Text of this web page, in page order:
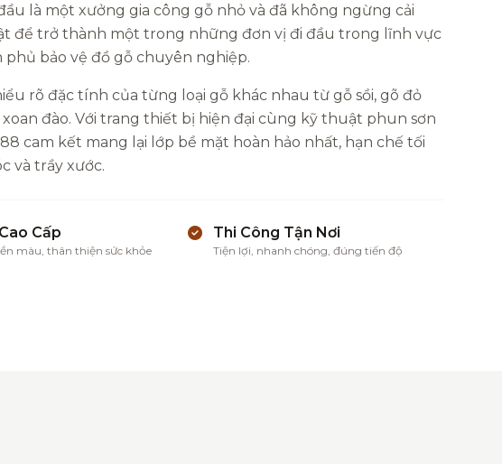
là một xưởng gia công gỗ nhỏ và đã không ngừng cải
để trở thành một trong những đơn vị đi đầu trong lĩnh vực
phủ bảo vệ đồ gỗ chuyên nghiệp.
rõ đặc tính của từng loại gỗ khác nhau từ gỗ sồi, gõ đỏ
đào. Với trang thiết bị hiện đại cùng kỹ thuật phun sơn
cam kết mang lại lớp bề mặt hoàn hảo nhất, hạn chế tối
và trầy xước.
Cấp
màu, thân thiện sức khỏe
Thi Công Tận Nơi
Tiện lợi, nhanh chóng, đúng tiến độ